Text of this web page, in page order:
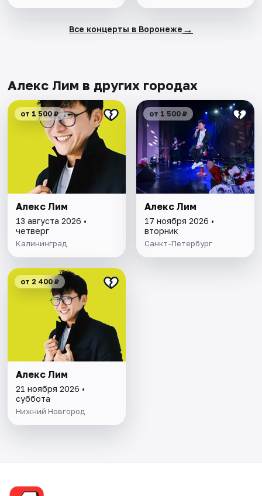
Все концерты в Воронеже →
Алекс Лим в других городах
от 1 500 ₽
Алекс Лим
13 августа 2026 •
четверг
Калининград
от 1 500 ₽
Алекс Лим
17 ноября 2026 •
вторник
Санкт-Петербург
от 2 400 ₽
Алекс Лим
21 ноября 2026 •
суббота
Нижний Новгород